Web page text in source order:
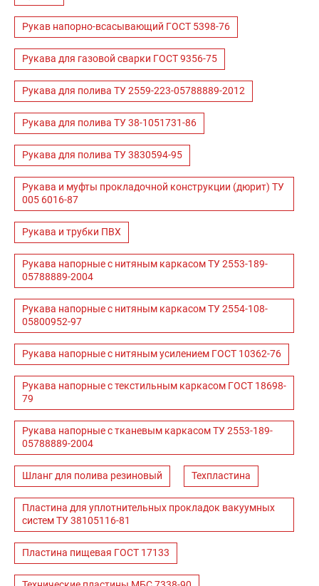
Рукав напорно-всасывающий ГОСТ 5398-76
Рукава для газовой сварки ГОСТ 9356-75
Рукава для полива ТУ 2559-223-05788889-2012
Рукава для полива ТУ 38-1051731-86
Рукава для полива ТУ 3830594-95
Рукава и муфты прокладочной конструкции (дюрит) ТУ
005 6016-87
Рукава и трубки ПВХ
Рукава напорные с нитяным каркасом ТУ 2553-189-
05788889-2004
Рукава напорные с нитяным каркасом ТУ 2554-108-
05800952-97
Рукава напорные с нитяным усилением ГОСТ 10362-76
Рукава напорные с текстильным каркасом ГОСТ 18698-
79
Рукава напорные с тканевым каркасом ТУ 2553-189-
05788889-2004
Шланг для полива резиновый Техпластина
Пластина для уплотнительных прокладок вакуумных
систем ТУ 38105116-81
Пластина пищевая ГОСТ 17133